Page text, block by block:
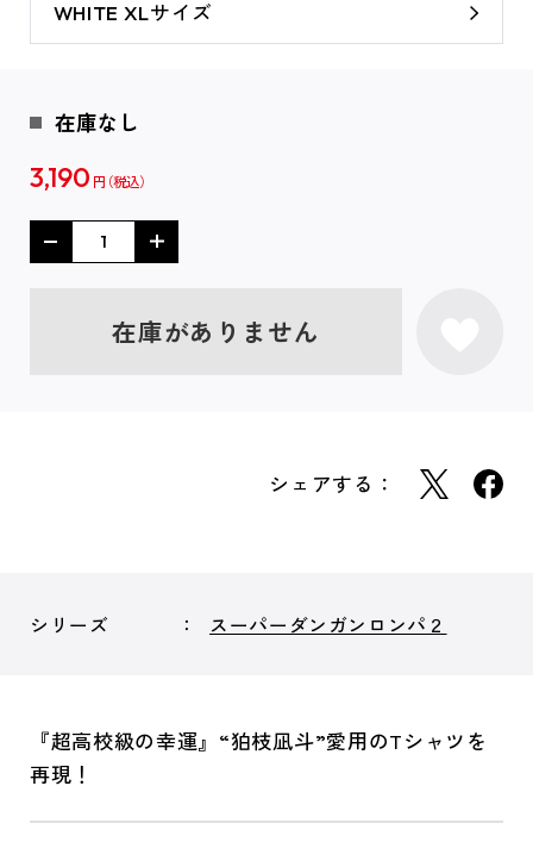
WHITE XLサイズ
在庫なし
3,190 円
在庫がありません
シェアする：
シリーズ スーパーダンガンロンパ２
『超高校級の幸運』“狛枝凪斗”愛用のTシャツを
再現！